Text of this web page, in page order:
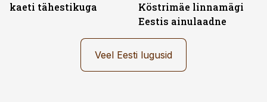
kaeti tähestikuga
Köstrimäe linnamägi
Eestis ainulaadne
Veel Eesti lugusid